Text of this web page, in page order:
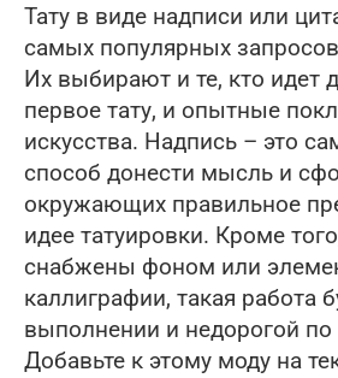
Тату в виде надписи или
самых популярных запросов
Их выбирают и те, кто идет
первое тату, и опытные
искусства. Надпись – это
способ донести мысль и
окружающих правильное
идее татуировки. Кроме
снабжены фоном или
каллиграфии, такая работа
выполнении и недорогой по
Добавьте к этому моду на